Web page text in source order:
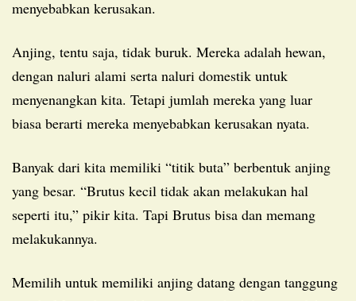
menyebabkan kerusakan.
Anjing, tentu saja, tidak buruk. Mereka adalah hewan,
dengan naluri alami serta naluri domestik untuk
menyenangkan kita. Tetapi jumlah mereka yang luar
biasa berarti mereka menyebabkan kerusakan nyata.
Banyak dari kita memiliki “titik buta” berbentuk anjing
yang besar. “Brutus kecil tidak akan melakukan hal
seperti itu,” pikir kita. Tapi Brutus bisa dan memang
melakukannya.
Memilih untuk memiliki anjing datang dengan tanggung